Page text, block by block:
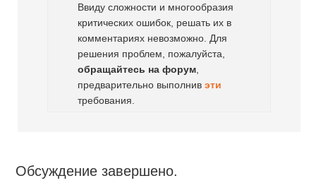
Ввиду сложности и многообразия
критических ошибок, решать их в
комментариях невозможно. Для
решения проблем, пожалуйста,
обращайтесь на форум
предварительно выполнивэти
требования.
Обсуждение завершено.